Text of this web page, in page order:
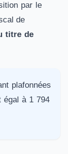
par le
de
titre de
plafonnées
égal à 1 794